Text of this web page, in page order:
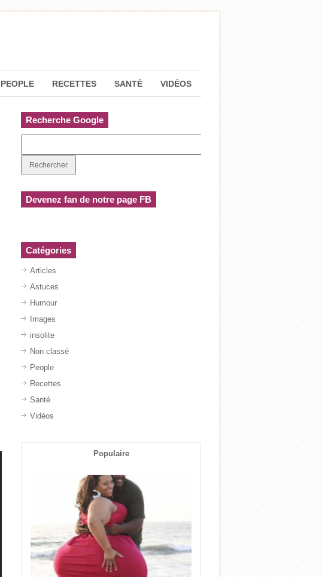
PEOPLE RECETTES SANTÉ VIDÉOS
Recherche Google
Devenez fan de notre page FB
Catégories
Articles
Astuces
Humour
Images
insolite
Non classé
People
Recettes
Santé
Vidéos
Populaire